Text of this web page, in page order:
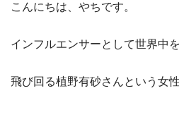
こんにちは、やちです。
インフルエンサーとして世界中を
飛び回る植野有砂さんという女